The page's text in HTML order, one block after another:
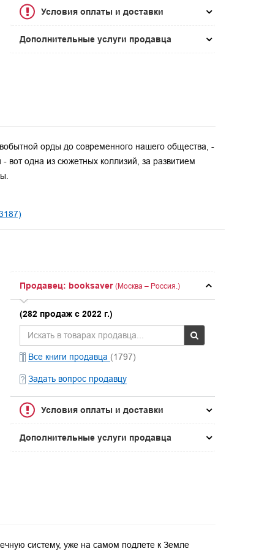
Условия оплаты и доставки
Дополнительные услуги продавца
орды до современного нашего общества, -
одна из сюжетных коллизий, за развитием
Продавец: booksaver (Москва – Россия.)
(282 продаж с 2022 г.)
Все книги продавца (1797)
Задать вопрос продавцу
Условия оплаты и доставки
Дополнительные услуги продавца
систему, уже на самом подлете к Земле